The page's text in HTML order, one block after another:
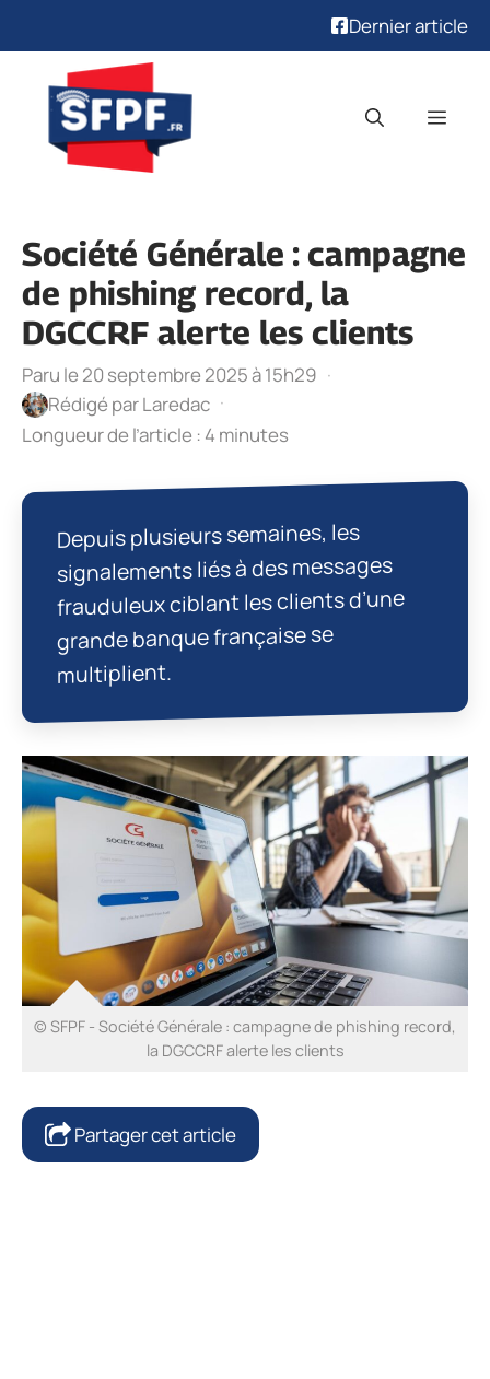
Dernier article
contenu
Société Générale : campagne
de phishing record, la
DGCCRF alerte les clients
Paru le 20 septembre 2025 à 15h29 ·
Rédigé parLaredac ·
Longueur de l’article : 4 minutes
Depuis plusieurs semaines, les
signalements liés à des messages
frauduleux ciblant les clients d’une
grande banque française se
multiplient.
© SFPF - Société Générale : campagne de phishing record,
la DGCCRF alerte les clients
Partager cet article